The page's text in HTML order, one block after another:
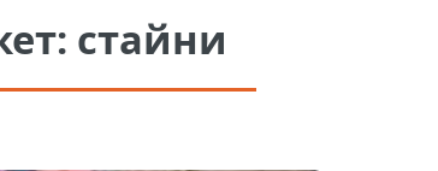
стайни